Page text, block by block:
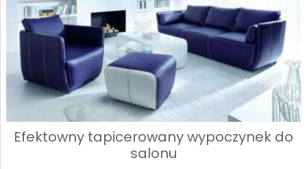
Efektowny tapicerowany wypoczynek do
salonu